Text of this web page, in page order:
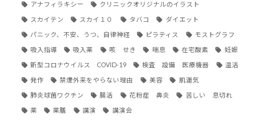
アナフィラキシー クリニックオリジナルのイラスト
スカイテン スカイ１０ タバコ ダイエット
パニック、不安、うつ、自律神経 ピラティス モストグラフ
吸入指導 吸入薬 咳 せき 喘息 在宅酸素 妊娠
新型コロナウイルス COVID-19 検査 設備 医療機器 温活
発作 禁煙外来をやらない理由 美容 肌運気
肺炎球菌ワクチン 腸活 花粉症 鼻炎 苦しい 息切れ
薬 薬膳 講演 講演会